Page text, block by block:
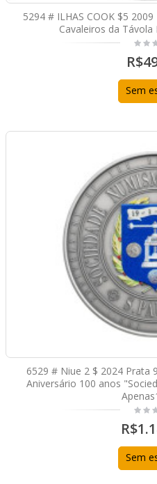
5294 # ILHAS COOK $5
Cavaleiros da Távola
Sem
6529 # Niue 2 $ 2024 Prata
Aniversário 100 anos
Sem